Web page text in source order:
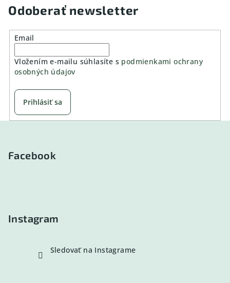
Odoberať newsletter
Email
Vložením e-mailu súhlasíte s podmienkami ochrany
osobných údajov
Prihlásiť sa
Facebook
Instagram
Sledovať na Instagrame